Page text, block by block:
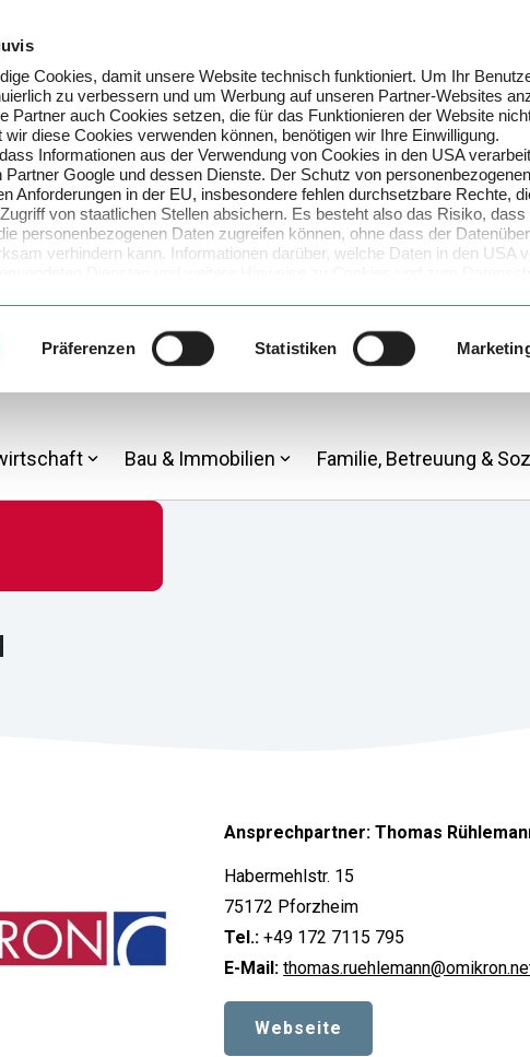
Cookies, damit unsere Website technisch funktioniert. Um Ihr
zu verbessern und um Werbung auf unseren Partner-Websites
Partner auch Cookies setzen, die für das Funktionieren der Website
diese Cookies verwenden können, benötigen wir Ihre Einwilligung.
Informationen aus der Verwendung von Cookies in den USA
Partner Google und dessen Dienste. Der Schutz von
Anforderungen in der EU, insbesondere fehlen durchsetzbare Rechte,
von staatlichen Stellen absichern. Es besteht also das Risiko, dass
personenbezogenen Daten zugreifen können, ohne dass der
verhindern kann. Informationen darüber, welche Daten in den USA
über den Link zu den Cookie-Einstellungen.
von Cookies und der damit verbundenen Verarbeitung Ihrer
USA zu?
von Cookies und der Verarbeitung in den USA (Art. 49 Abs. 1 S. 1 lit.
diese Einwilligung jederzeit mit Wirkung für die Zukunft widerrufen,
Präferenzen Statistiken
Bau & Immobilien Familie, Betreuung &
Ansprechpartner: Thomas
Habermehlstr. 15
75172 Pforzheim
Tel.:+49 172 7115 795
E-Mail:
Webseite